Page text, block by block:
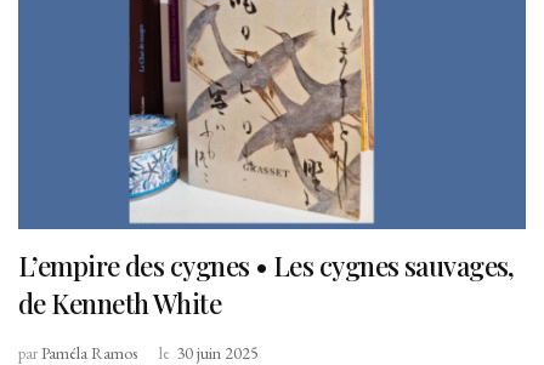
L’empire des cygnes • Les cygnes sauvages,
de Kenneth White
parPaméla Ramos le 30 juin 2025